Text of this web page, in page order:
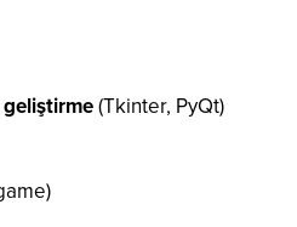
geliştirme(Tkinter, PyQt)